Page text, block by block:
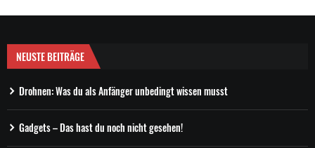
NEUSTE BEITRÄGE
Drohnen: Was du als Anfänger unbedingt wissen musst
Gadgets – Das hast du noch nicht gesehen!